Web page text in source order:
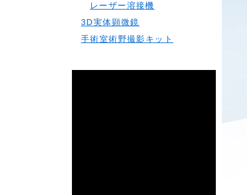
レーザー溶接機
3D実体顕微鏡
手術室術野撮影キット